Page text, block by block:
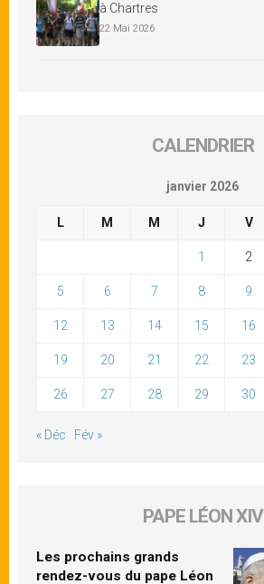
à Chartres
22 Mai 2026
CALENDRIER
janvier 2026
L M M J V
1 2
5 6 7 8 9
12 13 14 15 16
19 20 21 22 23
26 27 28 29 30
« Déc Fév »
PAPE LÉON XIV
Les prochains grands
rendez-vous du pape Léon